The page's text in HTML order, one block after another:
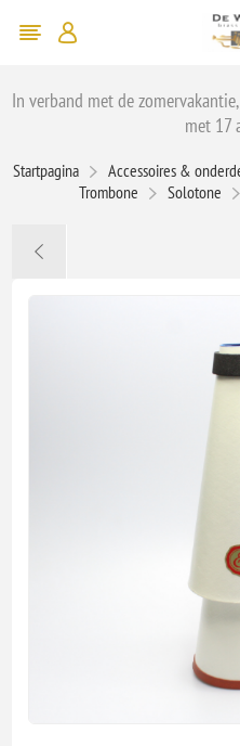
In verband met de
met 17
Startpagina Accessoires &
Trombone
Solotone